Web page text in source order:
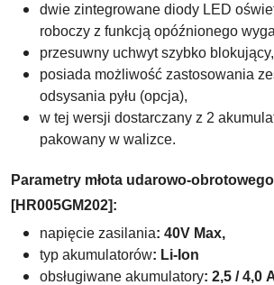
dwie zintegrowane diody LED
roboczy z funkcją opóźnionego
przesuwny uchwyt szybko blokujący,
posiada możliwość zastosowania
odsysania pyłu (opcja),
w tej wersji dostarczany z 2
pakowany w walizce.
Parametry młota udarowo-obrotowego
[HR005GM202]:
napięcie zasilania: 40V Max,
typ akumulatorów: Li-Ion
obsługiwane akumulatory: 2,5 / 4,0